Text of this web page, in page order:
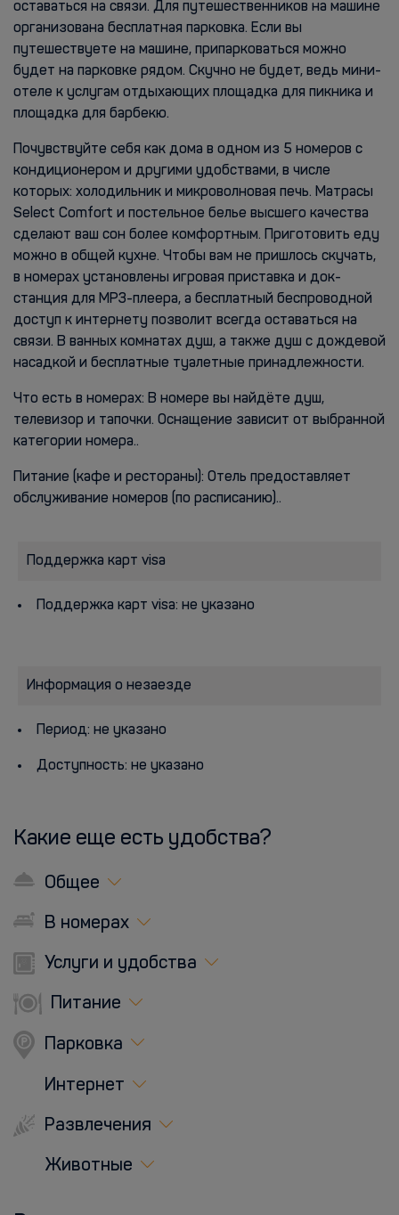
оставаться на связи. Для путешественников на машине
организована бесплатная парковка. Если вы
путешествуете на машине, припарковаться можно
будет на парковке рядом. Скучно не будет, ведь мини-
отеле к услугам отдыхающих площадка для пикника и
площадка для барбекю.
Почувствуйте себя как дома в одном из 5 номеров с
кондиционером и другими удобствами, в числе
которых: холодильник и микроволновая печь. Матрасы
Select Comfort и постельное белье высшего качества
сделают ваш сон более комфортным. Приготовить еду
можно в общей кухне. Чтобы вам не пришлось скучать,
в номерах установлены игровая приставка и док-
станция для MP3-плеера, а бесплатный беспроводной
доступ к интернету позволит всегда оставаться на
связи. В ванных комнатах душ, а также душ с дождевой
насадкой и бесплатные туалетные принадлежности.
Что есть в номерах: В номере вы найдёте душ,
телевизор и тапочки. Оснащение зависит от выбранной
категории номера..
Питание (кафе и рестораны): Отель предоставляет
обслуживание номеров (по расписанию)..
Поддержка карт visa
Поддержка карт visa: не указано
Информация о незаезде
Период: не указано
Доступность: не указано
Какие еще есть удобства?
Общее
В номерах
Услуги и удобства
Питание
Парковка
Интернет
Развлечения
Животные